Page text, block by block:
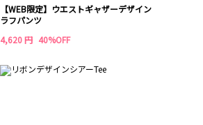
【WEB限定】ウエストギャザーデザイン
ラフパンツ
4,620 円 40%OFF